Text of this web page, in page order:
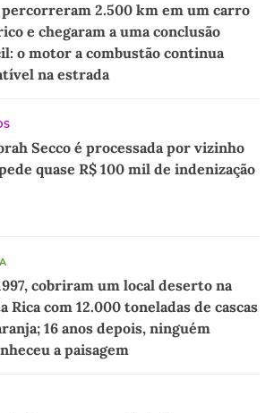
percorreram 2.500 km em um carro
e chegaram a uma conclusão
o motor a combustão continua
na estrada
Secco é processada por vizinho
quase R$ 100 mil de indenização
cobriram um local deserto na
Rica com 12.000 toneladas de cascas
16 anos depois, ninguém
a paisagem